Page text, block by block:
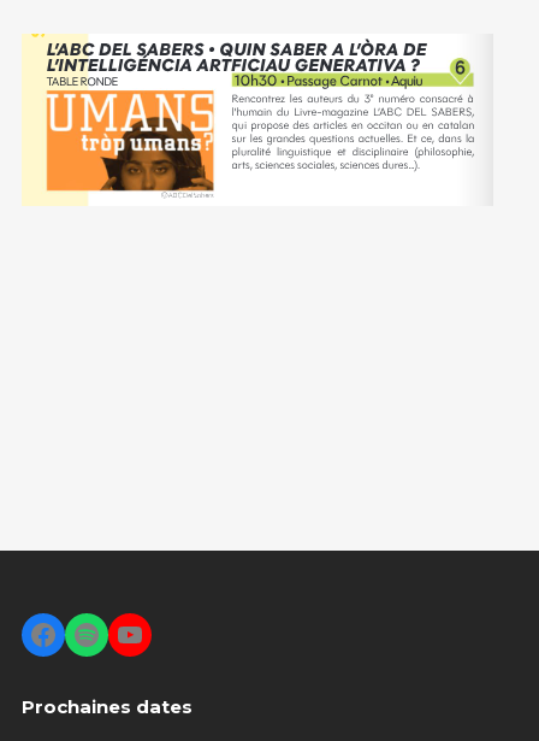
Facebook
SpotifyYouTube
Prochaines dates